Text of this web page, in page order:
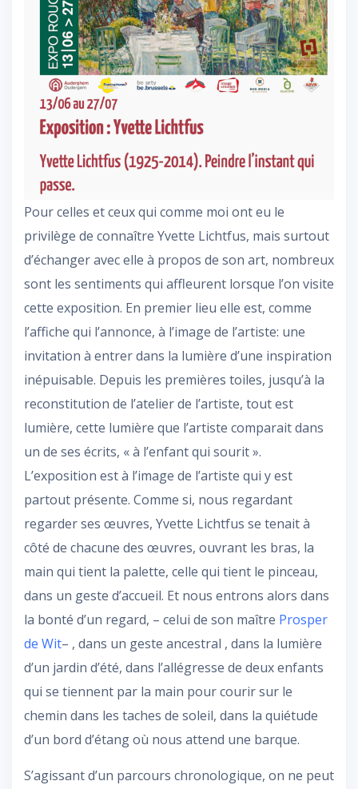
Pour celles et ceux qui comme moi ont eu le
privilège de connaître Yvette Lichtfus, mais surtout
d’échanger avec elle à propos de son art, nombreux
sont les sentiments qui affleurent lorsque l’on visite
cette exposition. En premier lieu elle est, comme
l’affiche qui l’annonce, à l’image de l’artiste: une
invitation à entrer dans la lumière d’une inspiration
inépuisable. Depuis les premières toiles, jusqu’à la
reconstitution de l’atelier de l’artiste, tout est
lumière, cette lumière que l’artiste comparait dans
un de ses écrits, « à l’enfant qui sourit ».
L’exposition est à l’image de l’artiste qui y est
partout présente. Comme si, nous regardant
regarder ses œuvres, Yvette Lichtfus se tenait à
côté de chacune des œuvres, ouvrant les bras, la
main qui tient la palette, celle qui tient le pinceau,
dans un geste d’accueil. Et nous entrons alors dans
la bonté d’un regard, – celui de son maître Prosper
de Wit– , dans un geste ancestral , dans la lumière
d’un jardin d’été, dans l’allégresse de deux enfants
qui se tiennent par la main pour courir sur le
chemin dans les taches de soleil, dans la quiétude
d’un bord d’étang où nous attend une barque.
S’agissant d’un parcours chronologique, on ne peut